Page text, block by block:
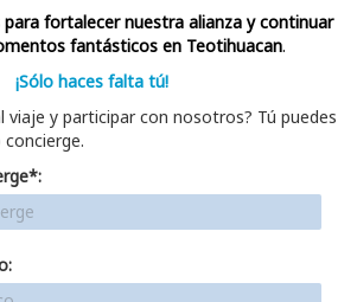
fortalecer nuestra alianza y continuar
fantásticos en Teotihuacan.
¡Sólo haces falta tú!
viaje y participar con nosotros? Tú puedes